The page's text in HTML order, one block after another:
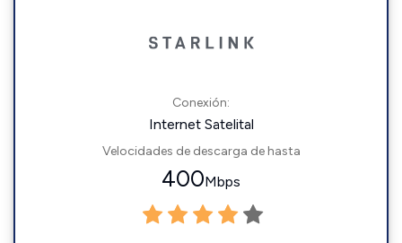
Conexión:
Internet Satelital
Velocidades de descarga de hasta
400Mbps